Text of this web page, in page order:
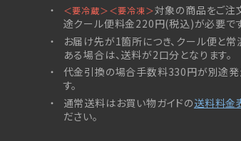
＜要冷蔵＞＜要冷凍＞対象の商品をご注
途クール便料金220円(税込)が必要です
お届け先が1箇所につき、クール便と
ある場合は、送料が2口分となります。
代金引換の場合手数料330円が別途発
す。
通常送料はお買い物ガイドの送料料金
ださい。